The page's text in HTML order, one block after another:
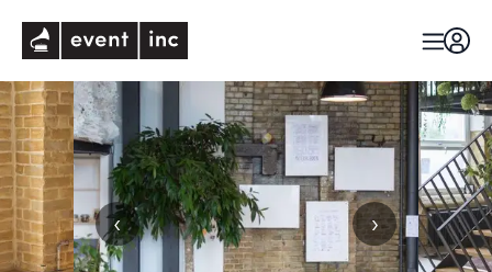
‹ ›